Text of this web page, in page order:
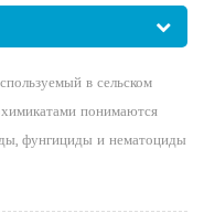
в сельском
понимаются
фунгициды и нематоциды